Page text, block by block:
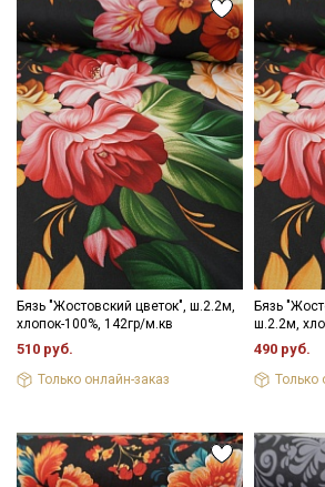
Бязь "Жостовский цветок", ш.2.2м,
хлопок-100%, 142гр/м.кв
510 руб.
Только онлайн-заказ
Бязь
ш.2.2м,
490 руб.
Только
Секретная рассылка от
Мы публикуем здесь
промокоды и скидки до
категории
Электронная почта
Подписаться
данныхи даюСогласие на
данных